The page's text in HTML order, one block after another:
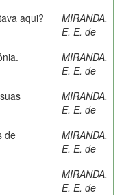
aqui?
MIRANDA,
E. E. de
MIRANDA,
E. E. de
MIRANDA,
E. E. de
de
MIRANDA,
E. E. de
MIRANDA,
E. E. de